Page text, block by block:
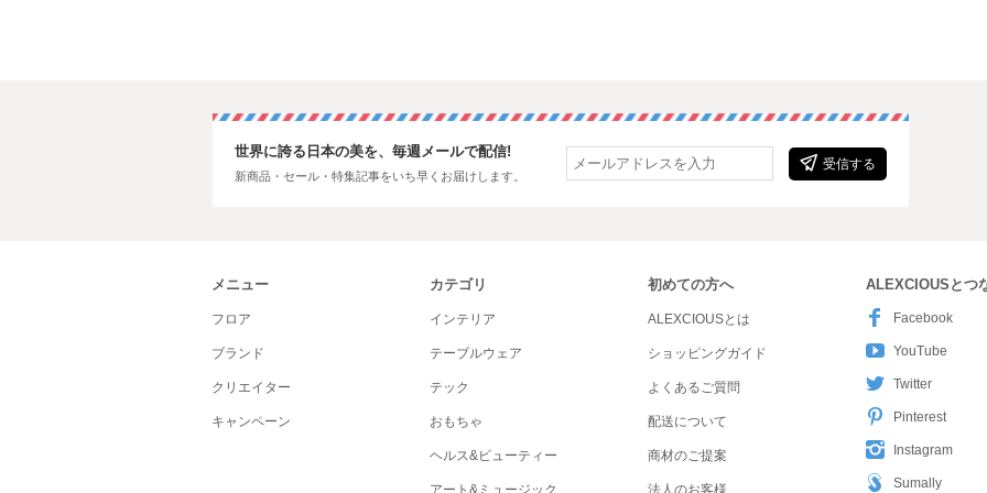
受信する
世界に誇る日本の美を、毎週メールで配信!
新商品・セール・特集記事をいち早くお届けします。
メニュー
フロア
ブランド
クリエイター
キャンペーン
カテゴリ
インテリア
テーブルウェア
テック
おもちゃ
ヘルス&ビューティー
アート&ミュージック
初めての方へ
ALEXCIOUSとは
ショッピングガイド
よくあるご質問
配送について
商材のご提案
法人のお客様
ALEXCIOUSとつ
Facebook
YouTube
Twitter
Pinterest
Instagram
Sumally